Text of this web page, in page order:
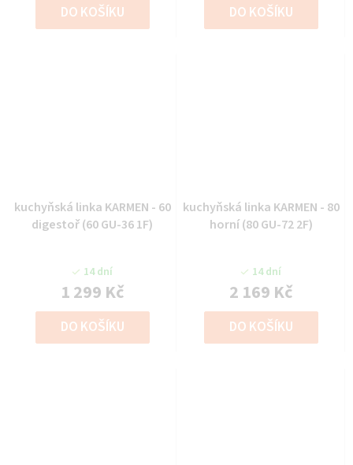
DO KOŠÍKU DO KOŠÍKU
kuchyňská linka KARMEN - 60
digestoř (60 GU-36 1F)
14 dní
1 299 Kč
DO KOŠÍKU
kuchyňská linka KARMEN - 80
horní (80 GU-72 2F)
14 dní
2 169 Kč
DO KOŠÍKU